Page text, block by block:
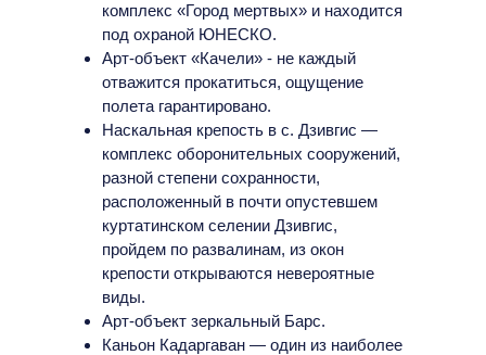
комплекс «Город мертвых» и находится
под охраной ЮНЕСКО.
‌Арт-объект «Качели» - не каждый
отважится прокатиться, ощущение
полета гарантировано.
‌Наскальная крепость в с. Дзивгис —
комплекс оборонительных сооружений,
разной степени сохранности,
расположенный в почти опустевшем
куртатинском селении Дзивгис,
пройдем по развалинам, из окон
крепости открываются невероятные
виды.
Арт-объект зеркальный Барс.
‌Каньон Кадаргаван — один из наиболее